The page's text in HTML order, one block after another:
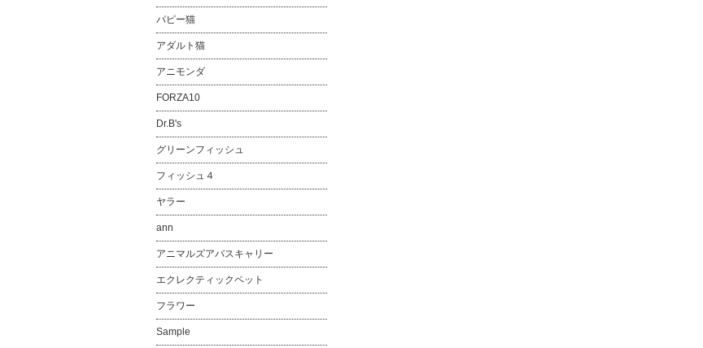
パピー猫
アダルト猫
アニモンダ
FORZA10
Dr.B's
グリーンフィッシュ
フィッシュ４
ヤラー
ann
アニマルズアバスキャリー
エクレクティックペット
フラワー
Sample